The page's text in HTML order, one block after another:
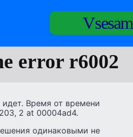
Vsesam
error r6002
Время от времени
2 at 00004ad4.
одинаковыми не